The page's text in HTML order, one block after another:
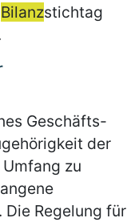
Bilanzstichtag
Geschäfts-
der
zu
Regelung für